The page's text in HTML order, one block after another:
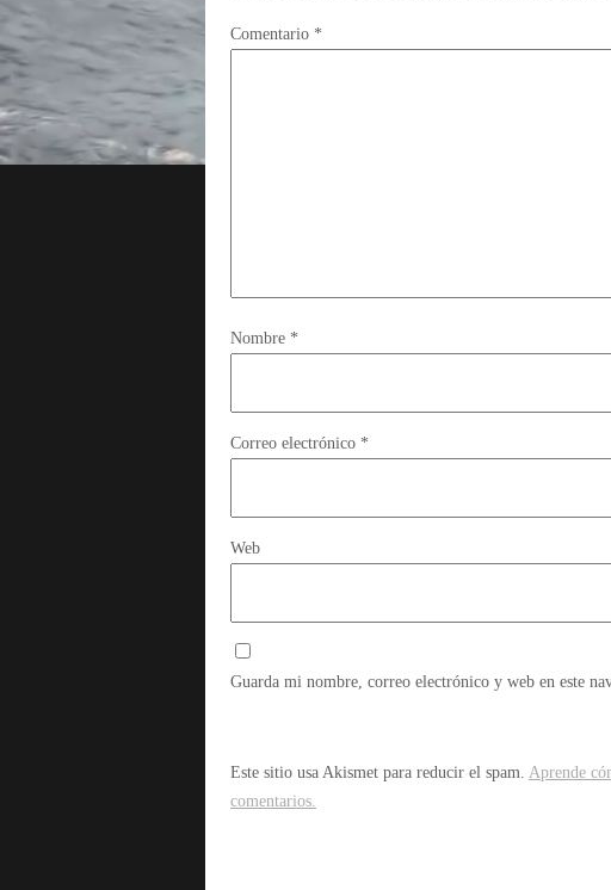
Comentario *
Nombre *
Correo electrónico *
Web
Guarda mi nombre, correo electrónico y web en este
Este sitio usa Akismet para reducir el spam. Aprende
comentarios.